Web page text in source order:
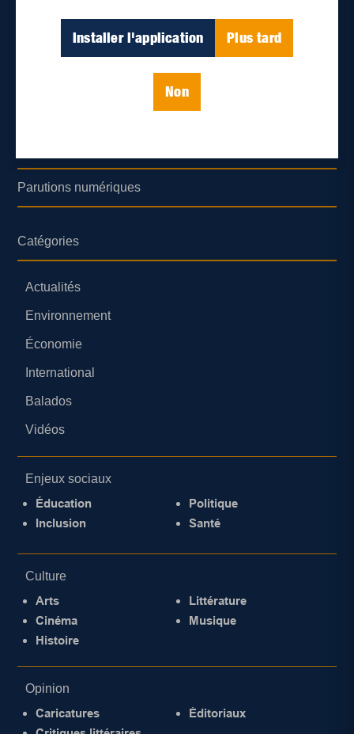
Installer l'application Plus tard
Non
Déontologie et confidentialité
Parutions numériques
Catégories
Actualités
Environnement
Économie
International
Balados
Vidéos
Enjeux sociaux
Éducation
Inclusion
Politique
Santé
Culture
Arts
Cinéma
Histoire
Littérature
Musique
Opinion
Caricatures
Éditoriaux